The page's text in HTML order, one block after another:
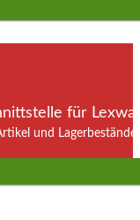
für
und